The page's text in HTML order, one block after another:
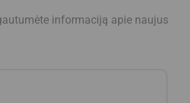
informaciją apie naujus